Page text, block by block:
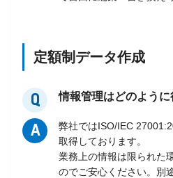
定額制データ作成
Q 情報管理はどのように
A
弊社ではISO/IEC
取得しております。​
業務上の情報は限られた
のでご安心ください。​別